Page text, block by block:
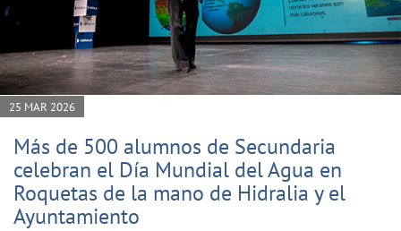
25 MAR 2026
Más de 500 alumnos de Secundaria
celebran el Día Mundial del Agua en
Roquetas de la mano de Hidralia y el
Ayuntamiento